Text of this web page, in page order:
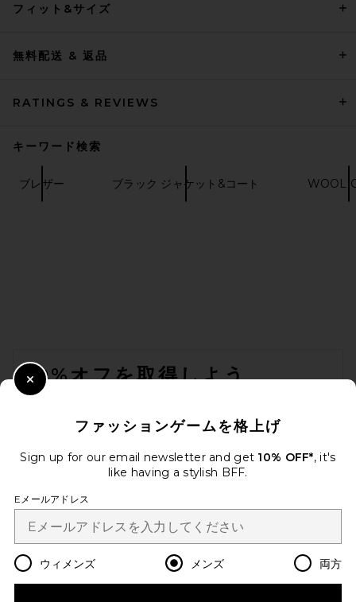
Murphy Jacket in Baltic
フィット&サイズ
無料配送 & 返品
RATINGS & REVIEWS
キーワード検索
ブレザー ブラック ジャケット&コート WOOL
10%オフを取得しよう
プライバシーポリシー
Change Country Regions
ja USD
ファッションゲームを格上げ
Sign up for our email newsletter and get 10% OFF*, it's
like having a stylish BFF.
Eメールアドレス
ウィメンズ メンズ 両方
Close Modal